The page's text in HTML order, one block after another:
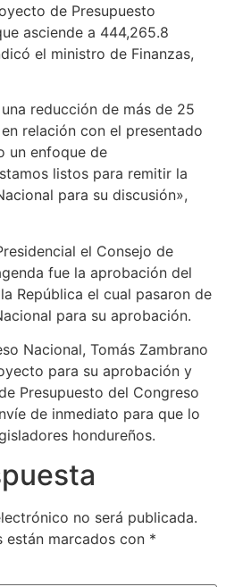
de Presupuesto
asciende a 444,265.8
el ministro de Finanzas,
reducción de más de 25
relación con el presentado
un enfoque de
listos para remitir la
para su discusión»,
el Consejo de
fue la aprobación del
República el cual pasaron de
para su aprobación.
Nacional, Tomás Zambrano
para su aprobación y
Presupuesto del Congreso
de inmediato para que lo
hondureños.
no será publicada.
marcados con *